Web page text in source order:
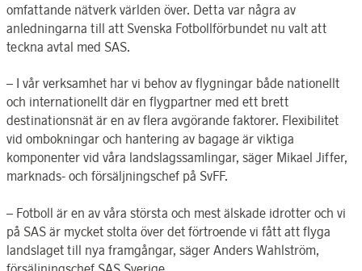
omfattande nätverk världen över. Detta var några av
anledningarna till att Svenska Fotbollförbundet nu valt att
teckna avtal med SAS.
– I vår verksamhet har vi behov av flygningar både nationellt
och internationellt där en flygpartner med ett brett
destinationsnät är en av flera avgörande faktorer. Flexibilitet
vid ombokningar och hantering av bagage är viktiga
komponenter vid våra landslagssamlingar, säger Mikael Jiffer,
marknads- och försäljningschef på SvFF.
– Fotboll är en av våra största och mest älskade idrotter och vi
på SAS är mycket stolta över det förtroende vi fått att flyga
landslaget till nya framgångar, säger Anders Wahlström,